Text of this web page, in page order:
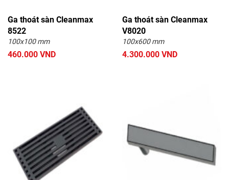
Ga thoát sàn Cleanmax
8522
100x100 mm
460.000 VND
Ga thoát sàn Cleanmax
V8020
100x600 mm
4.300.000 VND